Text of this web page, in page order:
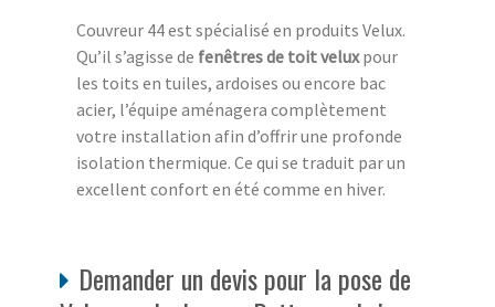
Couvreur 44 est spécialisé en produits Velux.
Qu’il s’agisse de fenêtres de toit veluxpour
les toits en tuiles, ardoises ou encore bac
acier, l’équipe aménagera complètement
votre installation afin d’offrir une profonde
isolation thermique. Ce qui se traduit par un
excellent confort en été comme en hiver.
Demander un devis pour la pose de